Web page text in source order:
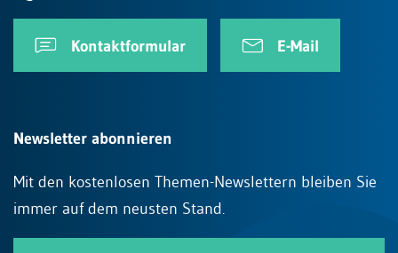
Kontaktformular E-Mail
Newsletter abonnieren
Mit den kostenlosen Themen-Newslettern bleiben Sie
immer auf dem neusten Stand.